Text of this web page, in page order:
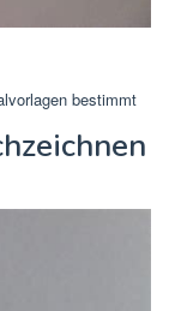
bestimmt